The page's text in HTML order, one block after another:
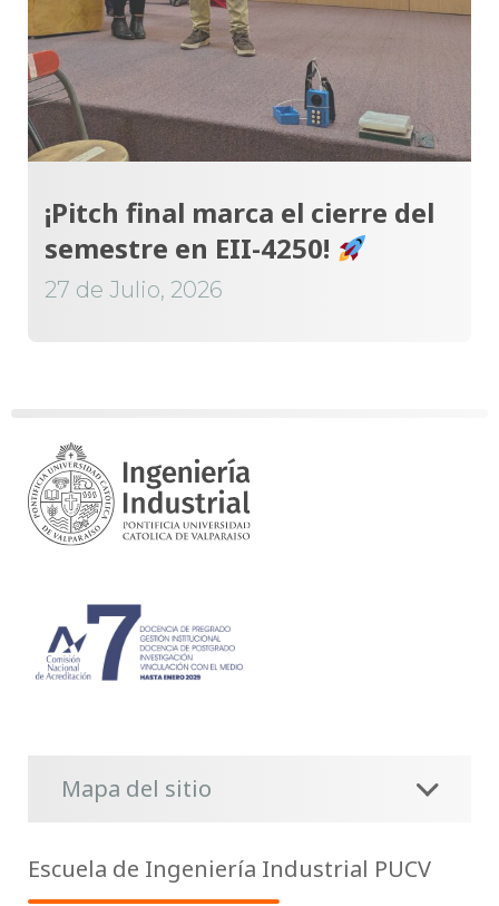
¡Pitch final marca el cierre del
semestre en EII-4250!
27 de Julio, 2026
Mapa del sitio
Escuela de Ingeniería Industrial PUCV